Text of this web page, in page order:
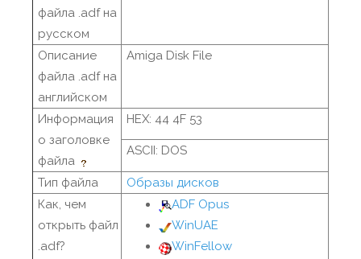
файла .adf на
русском
Описание
файла .adf на
английском
Amiga Disk File
Информация
о заголовке
файла
HEX: 44 4F 53
ASCII: DOS
Тип файла
Образы дисков
Как, чем
открыть файл
.adf?
ADF Opus
WinUAE
WinFellow